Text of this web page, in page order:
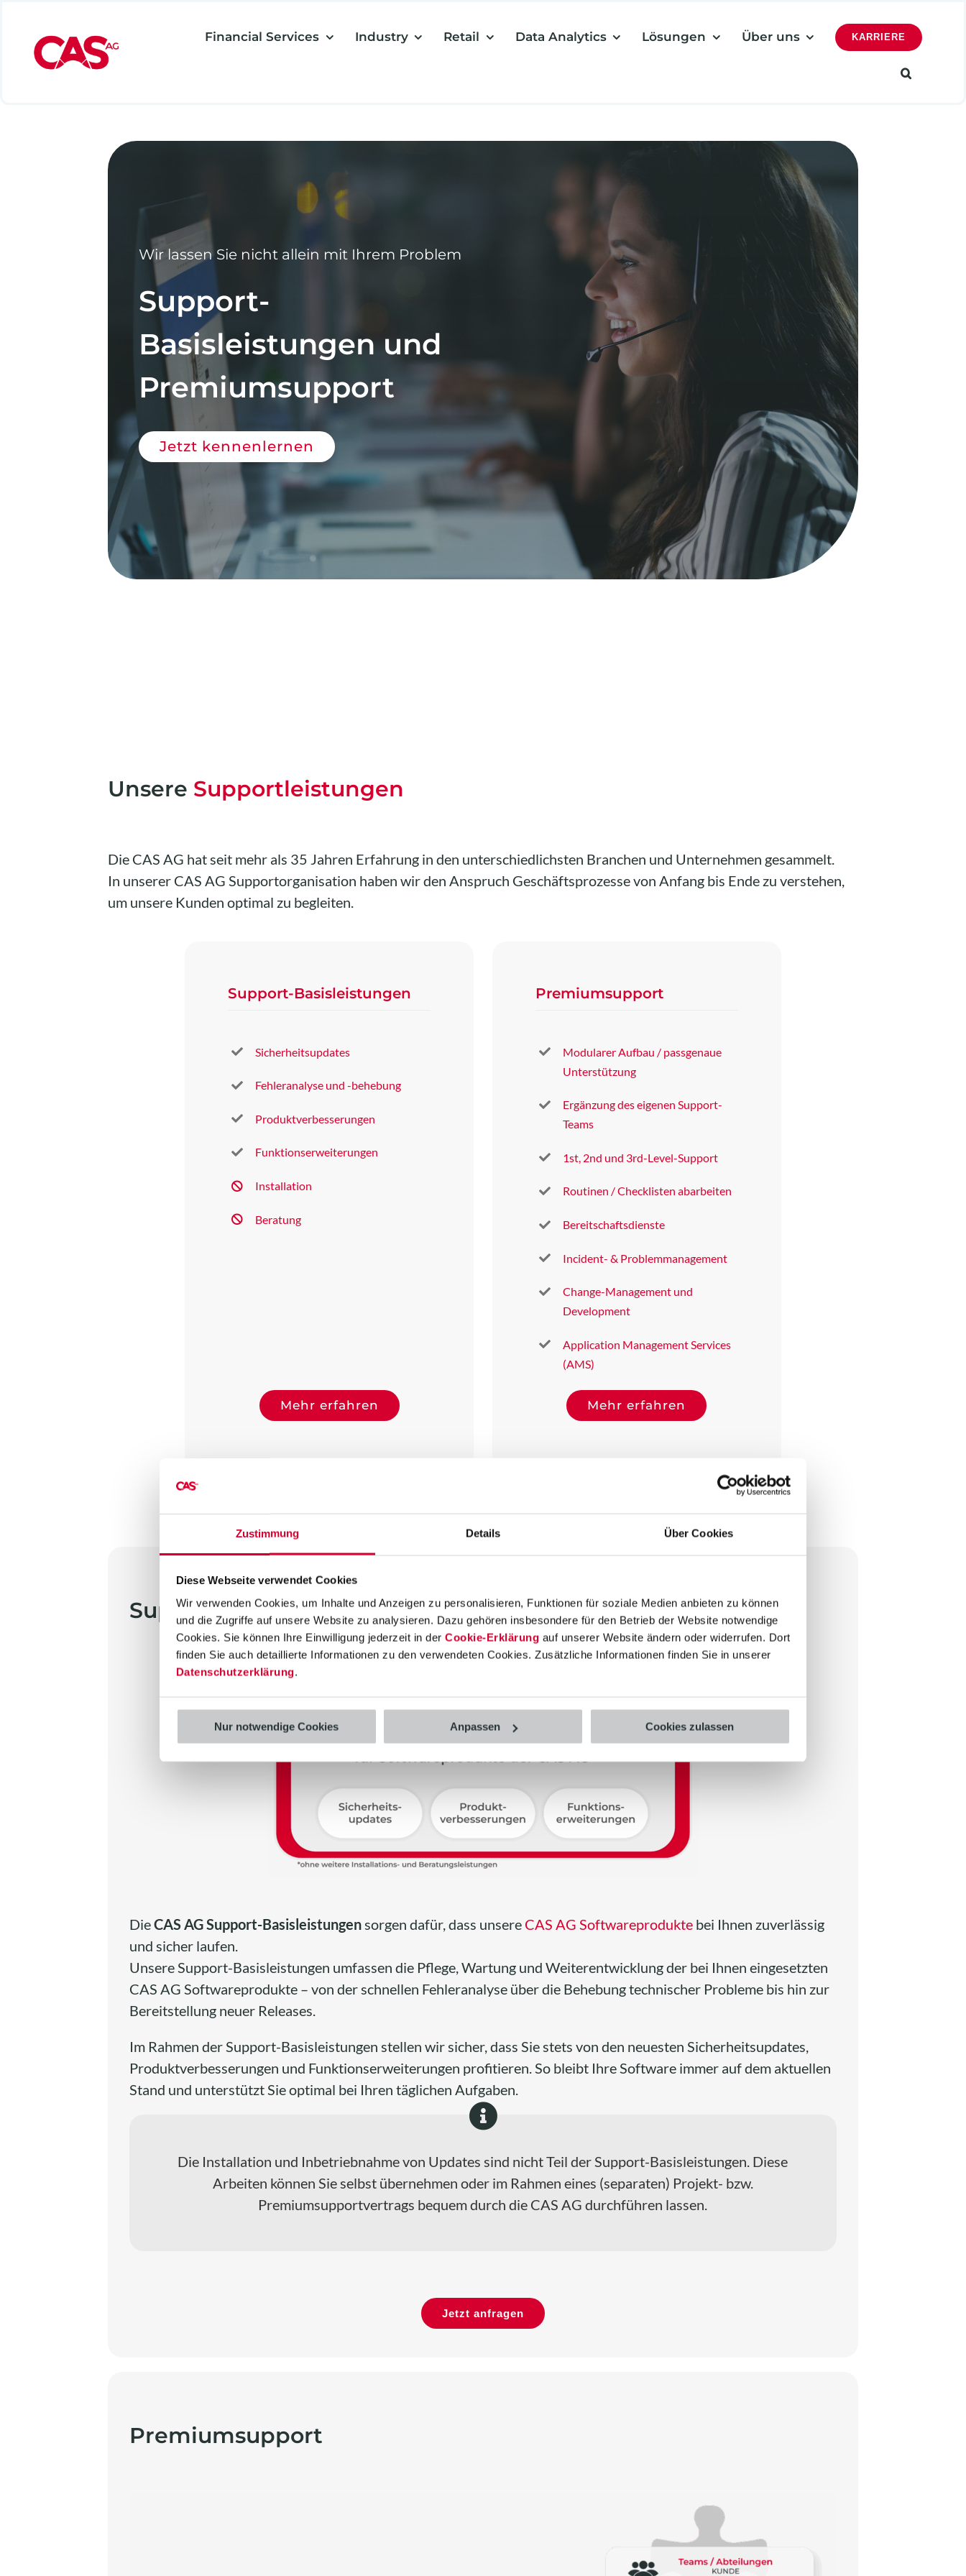
Zustimmung Details Über Cookies
Diese Webseite verwendet Cookies
Wir verwenden Cookies, um Inhalte und Anzeigen zu personalisieren, Funktionen für soziale Medien anbieten zu können
und die Zugriffe auf unsere Website zu analysieren. Dazu gehören insbesondere für den Betrieb der Website notwendige
Cookies. Sie können Ihre Einwilligung jederzeit in der Cookie-Erklärung auf unserer Website ändern oder widerrufen. Dort
finden Sie auch detaillierte Informationen zu den verwendeten Cookies. Zusätzliche Informationen finden Sie in unserer
Datenschutzerklärung.
Nur notwendige Cookies Anpassen Cookies zulassen
springen
Financial Services Industry Retail Data Analytics Lösungen Über uns KARRIERE
Wir lassen Sie nicht allein mit Ihrem Problem
Support-
Basisleistungen und
Premiumsupport
Jetzt kennenlernen
Unsere Supportleistungen
Die CAS AG hat seit mehr als 35 Jahren Erfahrung in den unterschiedlichsten Branchen und Unternehmen gesammelt.
In unserer CAS AG Supportorganisation haben wir den Anspruch Geschäftsprozesse von Anfang bis Ende zu verstehen,
um unsere Kunden optimal zu begleiten.
Support-Basisleistungen
Sicherheitsupdates
Fehleranalyse und -behebung
Produktverbesserungen
Funktionserweiterungen
Installation
Beratung
Mehr erfahren
Premiumsupport
Modularer Aufbau / passgenaue
Unterstützung
Ergänzung des eigenen Support-
Teams
1st, 2nd und 3rd-Level-Support
Routinen / Checklisten abarbeiten
Bereitschaftsdienste
Incident- & Problemmanagement
Change-Management und
Development
Application Management Services
(AMS)
Mehr erfahren
Support-Basisleistungen
DieCAS AG Support-Basisleistungensorgen dafür, dass unsere CAS AG Softwareproduktebei Ihnen zuverlässig
und sicher laufen.
Unsere Support-Basisleistungen umfassen die Pflege, Wartung und Weiterentwicklung der bei Ihnen eingesetzten
CAS AG Softwareprodukte – von der schnellen Fehleranalyse über die Behebung technischer Probleme bis hin zur
Bereitstellung neuer Releases.
Im Rahmen der Support-Basisleistungen stellen wir sicher, dass Sie stets von den neuesten Sicherheitsupdates,
Produktverbesserungen und Funktionserweiterungen profitieren. So bleibt Ihre Software immer auf dem aktuellen
Stand und unterstützt Sie optimal bei Ihren täglichen Aufgaben.
Die Installation und Inbetriebnahme von Updates sind nicht Teil der Support-Basisleistungen. Diese
Arbeiten können Sie selbst übernehmen oder im Rahmen eines (separaten) Projekt- bzw.
Premiumsupportvertrags bequem durch die CAS AG durchführen lassen.
Jetzt anfragen
Premiumsupport